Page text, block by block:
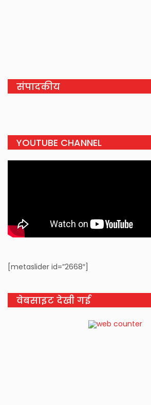
संपादकीय
YOUTUBE CHANNEL
[metaslider id=”2668″]
वेबसाइट देखी गई